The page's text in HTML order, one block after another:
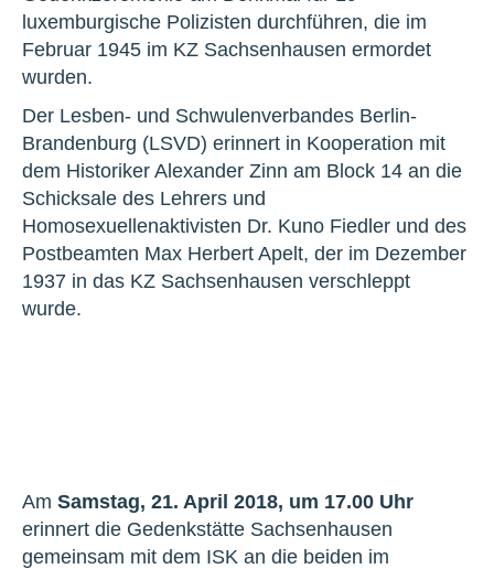
luxemburgische Polizisten durchführen, die im
Februar 1945 im KZ Sachsenhausen ermordet
wurden.
Der Lesben- und Schwulenverbandes Berlin-
Brandenburg (LSVD) erinnert in Kooperation mit
dem Historiker Alexander Zinn am Block 14 an die
Schicksale des Lehrers und
Homosexuellenaktivisten Dr. Kuno Fiedler und des
Postbeamten Max Herbert Apelt, der im Dezember
1937 in das KZ Sachsenhausen verschleppt
wurde.
Am Samstag, 21. April 2018, um 17.00 Uhr
erinnert die Gedenkstätte Sachsenhausen
gemeinsam mit dem ISK an die beiden im